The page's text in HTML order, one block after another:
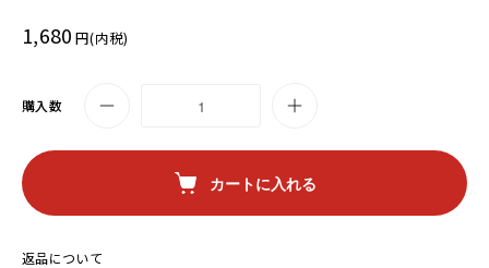
1,680 円(内税)
購入数
カートに入れる
返品について